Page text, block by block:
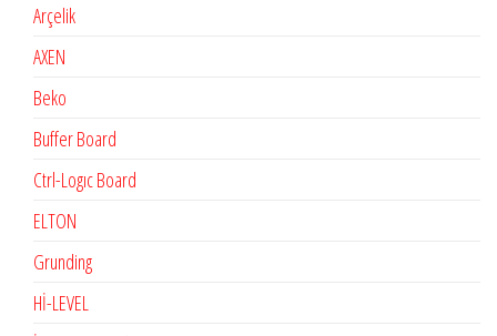
Arçelik
AXEN
Beko
Buffer Board
Ctrl-Logıc Board
ELTON
Grunding
Hİ-LEVEL